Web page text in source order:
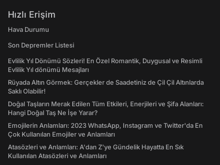
Hızlı Erişim
Hava Durumu
Son Depremler Listesi
Evlilik Yıl Dönümü Sözleri! En Özel Romantik, Duygusal ve Resimli
Evlilik Yıl dönümü Mesajları
Rüyada Altın Görmek: Gerçekler de Saadetiniz de Çil Çil Altınlarda
Saklı Olabilir!
Doğal Taşların Merak Edilen Tüm Etkileri, Enerjileri ve Şifa Alanları:
Hangi Doğal Taş Ne İşe Yarar?
Emojilerin Anlamları: 2023 WhatsApp, Instagram ve Twitter'da En
Çok Kullanılan Emojiler ve Anlamları
Atasözleri ve Anlamları: A'dan Z'ye Gündelik Hayatta En Sık
Kullanılan Atasözleri ve Anlamları